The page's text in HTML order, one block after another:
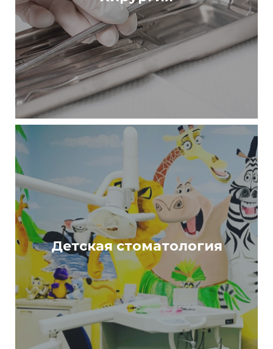
Детская стоматология